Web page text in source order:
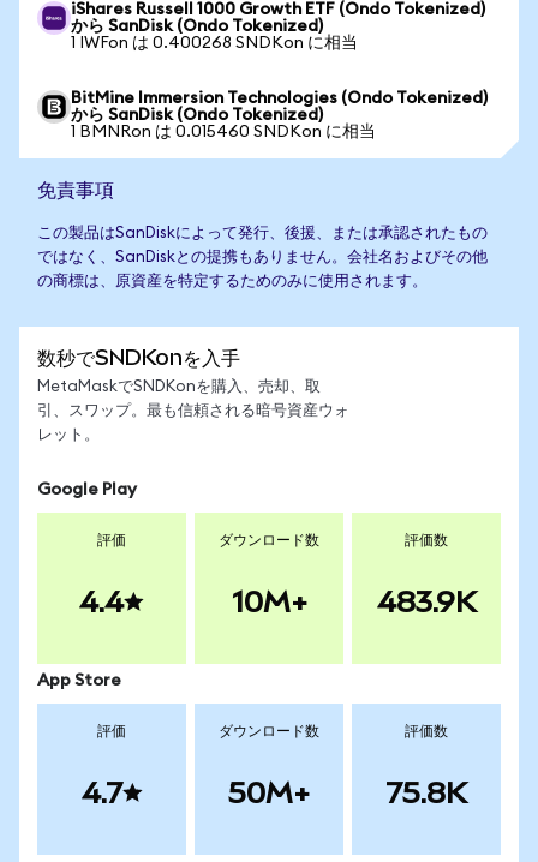
iShares Russell 1000 Growth ETF (Ondo Tokenized)
から SanDisk (Ondo Tokenized)
1 IWFon は 0.400268 SNDKon に相当
BitMine Immersion Technologies (Ondo Tokenized)
から SanDisk (Ondo Tokenized)
1 BMNRon は 0.015460 SNDKon に相当
免責事項
この製品はSanDiskによって発行、後援、または承認されたもの
ではなく、SanDiskとの提携もありません。会社名およびその他
の商標は、原資産を特定するためのみに使用されます。
数秒でSNDKonを入手
MetaMaskでSNDKonを購入、売却、取
引、スワップ。最も信頼される暗号資産ウォ
レット。
Google Play
評価
4.4
ダウンロード数
10M+
評価数
483.9K
App Store
評価
4.7
ダウンロード数
50M+
評価数
75.8K